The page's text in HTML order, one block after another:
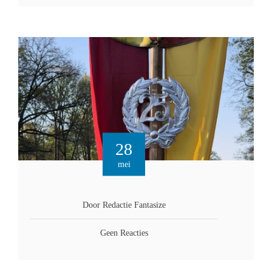
28
mei
Door Redactie Fantasize
Geen Reacties